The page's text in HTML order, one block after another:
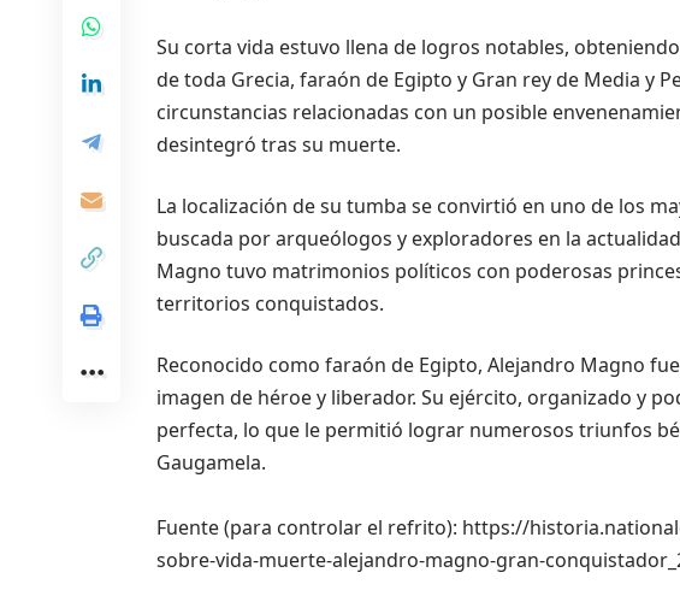
Su corta vida estuvo llena de logros notables,
de toda Grecia, faraón de Egipto y Gran rey de Media y
circunstancias relacionadas con un posible
desintegró tras su muerte.
La localización de su tumba se convirtió en uno de los
buscada por arqueólogos y exploradores en la
Magno tuvo matrimonios políticos con poderosas
territorios conquistados.
Reconocido como faraón de Egipto, Alejandro Magno
imagen de héroe y liberador. Su ejército, organizado y
perfecta, lo que le permitió lograr numerosos triunfos
Gaugamela.
Fuente (para controlar el refrito): https://
sobre-vida-muerte-alejandro-magno-gran-